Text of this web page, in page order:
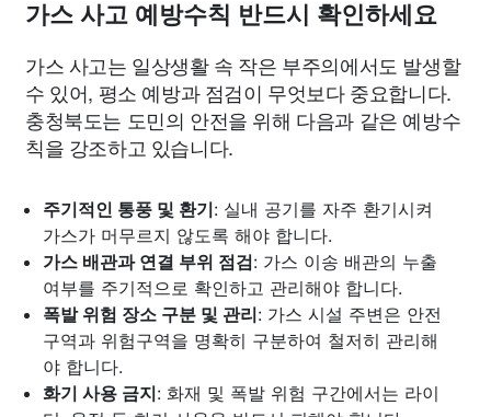
가스 사고 예방수칙 반드시 확인하세요
가스 사고는 일상생활 속 작은 부주의에서도 발생할
수 있어, 평소 예방과 점검이 무엇보다 중요합니다.
충청북도는 도민의 안전을 위해 다음과 같은 예방수
칙을 강조하고 있습니다.
주기적인 통풍 및 환기: 실내 공기를 자주 환기시켜
가스가 머무르지 않도록 해야 합니다.
가스 배관과 연결 부위 점검: 가스 이송 배관의 누출
여부를 주기적으로 확인하고 관리해야 합니다.
폭발 위험 장소 구분 및 관리: 가스 시설 주변은 안전
구역과 위험구역을 명확히 구분하여 철저히 관리해
야 합니다.
화기 사용 금지: 화재 및 폭발 위험 구간에서는 라이